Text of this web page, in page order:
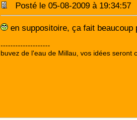
Posté le 05-08-2009 à
en suppositoire, ça fait
--------------------
buvez de l'eau de Millau, vos idées seront